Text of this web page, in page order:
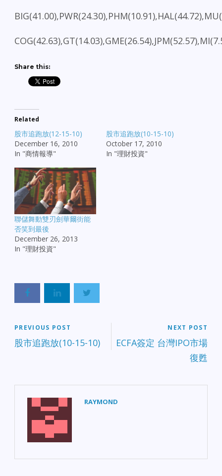
Share this:
Related
股市追跑放(12-15-10)
December 16, 2010
In "商情報導"
股市追跑放(10-15-10)
October 17, 2010
In "理財投資"
聯儲舞動雙刃劍華爾街能
否笑到最後
December 26, 2013
In "理財投資"
PREVIOUS POST
股市追跑放(10-15-10)
NEXT POST
ECFA簽定 台灣IPO市場
復甦
RAYMOND